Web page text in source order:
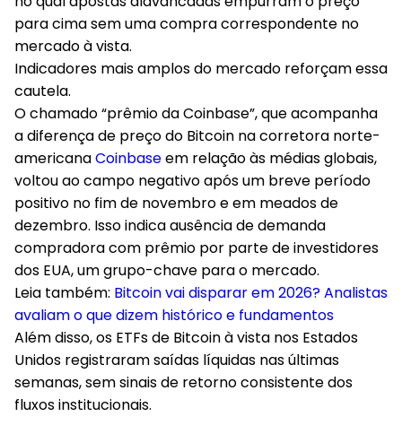
para cima sem uma compra correspondente no
mercado à vista.
Indicadores mais amplos do mercado reforçam essa
cautela.
O chamado “prêmio da Coinbase”, que acompanha
a diferença de preço do Bitcoin na corretora norte-
americanaCoinbaseem relação às médias globais,
voltou ao campo negativo após um breve período
positivo no fim de novembro e em meados de
dezembro. Isso indica ausência de demanda
compradora com prêmio por parte de investidores
dos EUA, um grupo-chave para o mercado.
Leia também: Bitcoin vai disparar em 2026? Analistas
avaliam o que dizem histórico e fundamentos
Além disso, os ETFs de Bitcoin à vista nos Estados
Unidos registraram saídas líquidas nas últimas
semanas, sem sinais de retorno consistente dos
fluxos institucionais.